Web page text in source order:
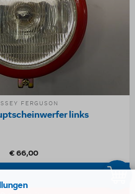
FERGUSON
links
€ 66,00